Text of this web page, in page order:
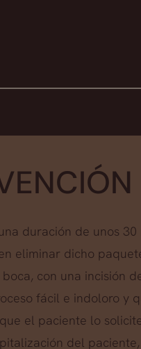
duración de unos 30
eliminar dicho
con una incisión
fácil e indoloro y
el paciente lo
del